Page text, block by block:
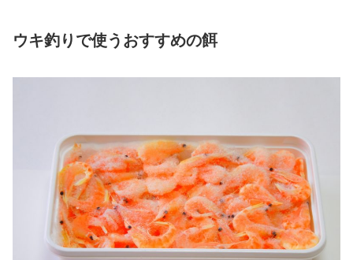
ウキ釣りで使うおすすめの餌